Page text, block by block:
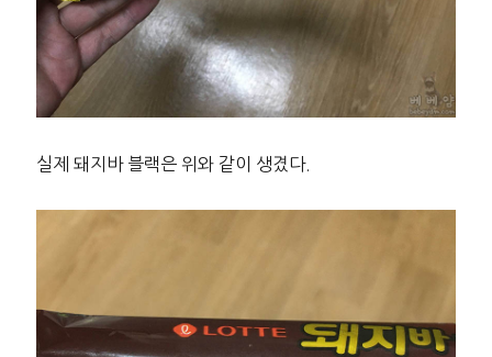
실제 돼지바 블랙은 위와 같이 생겼다.